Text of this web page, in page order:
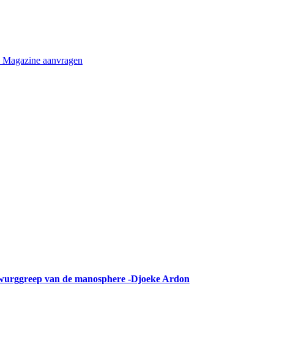
aanvragen
van de manosphere -Djoeke Ardon